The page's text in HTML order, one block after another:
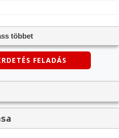
többet
FELADÁS